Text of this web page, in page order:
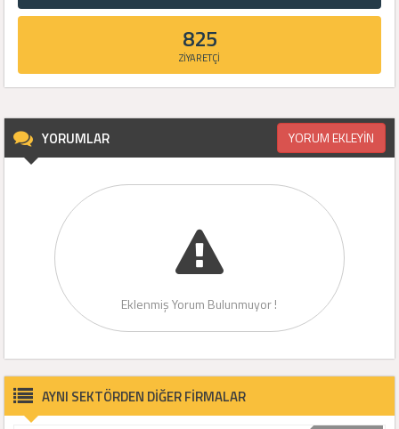
825
ZİYARETÇİ
YORUMLAR YORUM EKLEYİN
Eklenmiş Yorum Bulunmuyor !
AYNI SEKTÖRDEN DİĞER FİRMALAR